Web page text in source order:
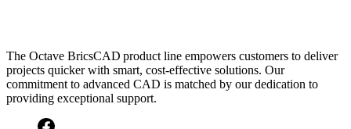
The Octave BricsCAD product line empowers customers to deliver
projects quicker with smart, cost-effective solutions. Our
commitment to advanced CAD is matched by our dedication to
providing exceptional support.